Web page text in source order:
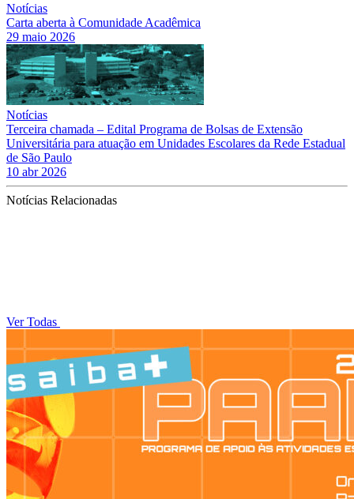
Notícias
Carta aberta à Comunidade Acadêmica
29 maio 2026
Notícias
Terceira chamada – Edital Programa de Bolsas de Extensão
Universitária para atuação em Unidades Escolares da Rede Estadual
de São Paulo
10 abr 2026
Notícias Relacionadas
Ver Todas